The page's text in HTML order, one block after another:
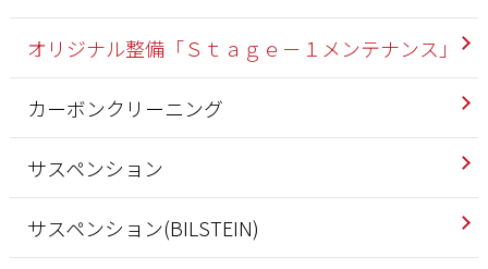
オリジナル整備「Ｓｔａｇｅ－１メンテナンス」
カーボンクリーニング
サスペンション
サスペンション(BILSTEIN)